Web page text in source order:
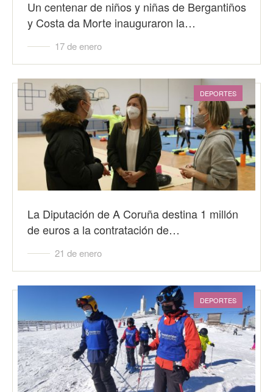
Un centenar de niños y niñas de Bergantiños
y Costa da Morte inauguraron la…
17 de enero
DEPORTES
La Diputación de A Coruña destina 1 millón
de euros a la contratación de…
21 de enero
DEPORTES